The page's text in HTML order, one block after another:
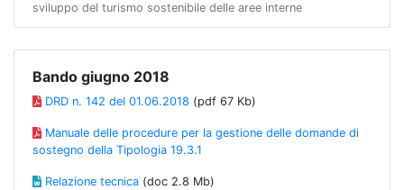
sviluppo del turismo sostenibile delle aree interne
Bando giugno 2018
DRD n. 142 del 01.06.2018 (pdf 67 Kb)
Manuale delle procedure per la gestione delle domande di
sostegno della Tipologia 19.3.1
Relazione tecnica(doc 2.8 Mb)